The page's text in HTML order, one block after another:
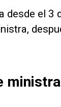
desde el